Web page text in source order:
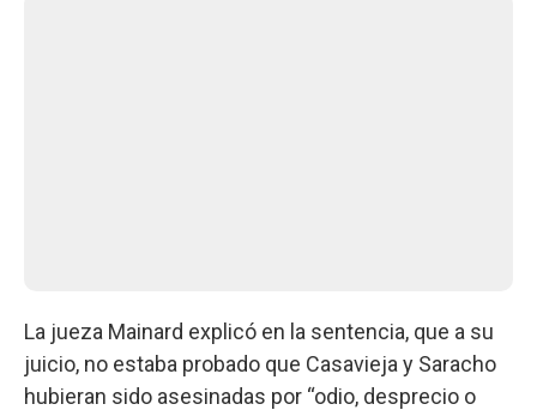
La jueza Mainard explicó en la sentencia, que a su
juicio, no estaba probado que Casavieja y Saracho
hubieran sido asesinadas por “odio, desprecio o